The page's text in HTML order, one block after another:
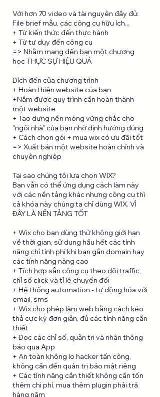
Với hơn 70 video và tài nguyên đầy đủ:
File brief mẫu, các công cụ hữu ích...
+ Từ kiến thức đến thực hành
+ Từ tư duy đến công cụ
=> Nhằm mang đến bạn một chương
học THỰC SỰ HIỆU QUẢ
Đích đến của chương trình
+ Hoàn thiện website của bạn
+Nắm được quy trình cần hoàn thành
một website
+ Tạo dựng nền móng vững chắc cho
"ngôi nhà" của bạn nhờ định hướng đúng
+ Cách chọn gói + mua wix có ưu đãi tốt
=> Xuất bản một website hoàn chỉnh và
chuyên nghiệp
Tại sao chúng tôi lựa chọn WIX?
Bạn vẫn có thể ứng dụng cách làm này
với các nền tảng khác nhưng công cụ thì
cả khóa này chúng ta chỉ dùng WIX. VÌ
ĐÂY LÀ NỀN TẢNG TỐT
+ Wix cho bạn dùng thử không giới hạn
về thời gian, sử dụng hầu hết các tính
năng chỉ tính phí khi bạn gắn domain hay
các tính năng nâng cao
+ Tích hợp sẵn công cụ theo dõi traffic,
chỉ số click và tỉ lệ chuyển đổi
+ Hệ thống automation - tự động hóa với
email, sms
+ Wix cho phép làm web bằng cách kéo
thả cực kỳ đơn giản, đủ các tính năng cần
thiết
+ Đọc các chỉ số, quản trị và nhận thông
báo qua App
+ An toàn không lo hacker tấn công,
không cần đến quản trị bảo mật riêng
+ Các tính năng cần thiết không cần tốn
thêm chi phí, mua thêm plugin phải trả
hàng năm